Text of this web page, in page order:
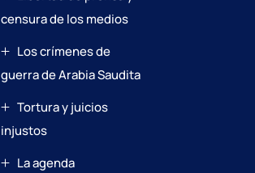
censura de los medios
Los crímenes de
guerra de Arabia Saudita
Tortura y juicios
injustos
La agenda